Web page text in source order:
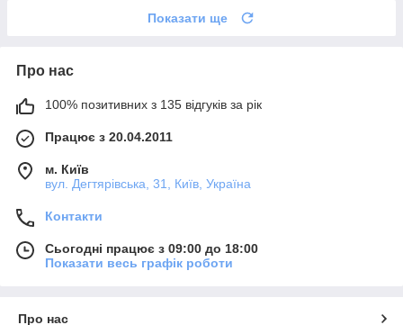
Показати ще
Про нас
100% позитивних з 135 відгуків за рік
Працює з 20.04.2011
м. Київ
вул. Дегтярівська, 31, Київ, Україна
Контакти
Сьогодні працює з 09:00 до 18:00
Показати весь графік роботи
Про нас